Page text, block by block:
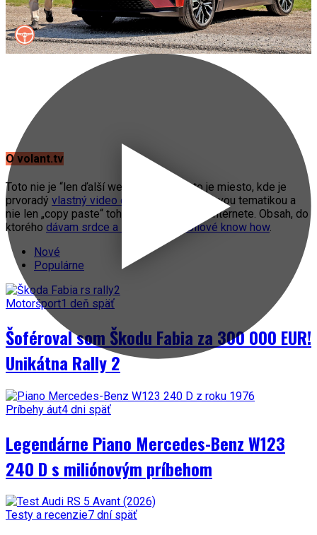
O volant.tv
Toto nie je “len ďalší web o autách”. Toto je miesto, kde je
prvoradý vlastný video obsah
s automobilovou tematikou a
nie len „copy paste“ toho, čo práve fičí na internete. Obsah, do
ktorého dávam srdce a svoje automobilové know how.
Nové
Populárne
Motoršport1 deň späť
Šoféroval som Škodu Fabia za 300 000 EUR!
Unikátna Rally 2
Príbehy áut4 dni späť
Legendárne Piano Mercedes-Benz W123
240 D s miliónovým príbehom
Testy a recenzie7 dní späť